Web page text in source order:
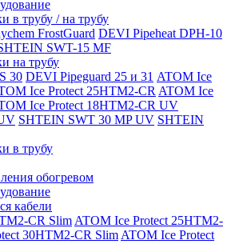
в трубу / на трубу
FrostGuard DEVI Pipeheat DPH-10
SWT-15 MF
на трубу
30 DEVI Pipeguard 25 и 31 ATOM Ice
Ice Protect 25HTM2-CR ATOM Ice
Ice Protect 18HTM2-CR UV
SHTEIN SWT 30 MP UV SHTEIN
в трубу
обогревом
кабели
CR Slim ATOM Ice Protect 25HTM2-
30HTM2-CR Slim ATOM Ice Protect